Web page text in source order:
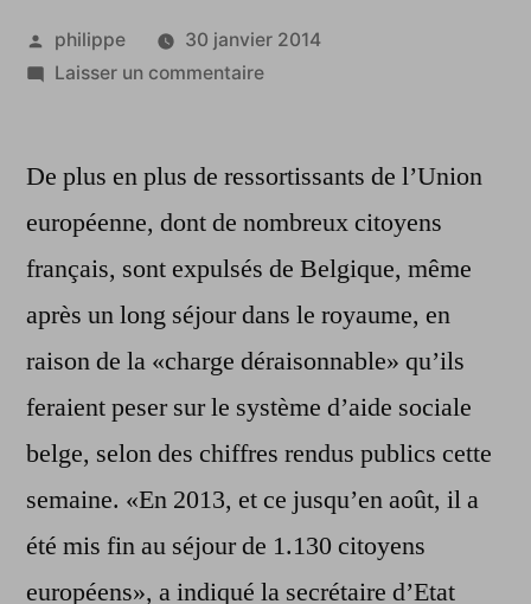
Publié
par
philippe
30 janvier 2014
Laisser un commentairesur
plus
plus
d’expulsions
ressortissants
européens
De plus en plus de ressortissants de l’Union
européenne, dont de nombreux citoyens
français, sont expulsés de Belgique, même
après un long séjour dans le royaume, en
raison de la «charge déraisonnable» qu’ils
feraient peser sur le système d’aide sociale
belge, selon des chiffres rendus publics cette
semaine. «En 2013, et ce jusqu’en août, il a
été mis fin au séjour de 1.130 citoyens
européens», a indiqué la secrétaire d’Etat